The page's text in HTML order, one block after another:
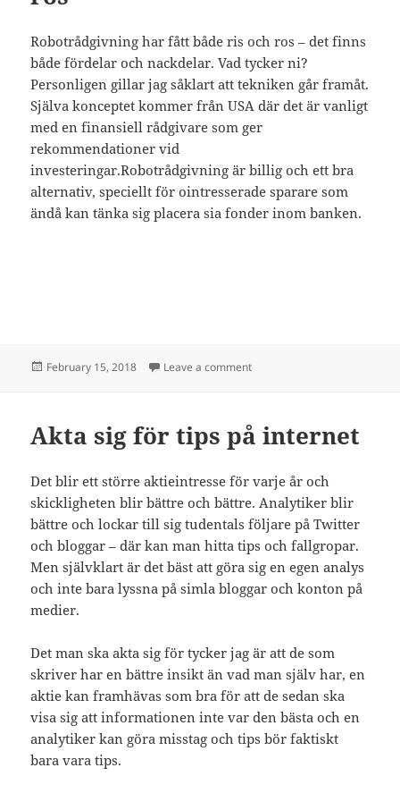
Robotrådgivning har fått både ris och ros – det finns
både fördelar och nackdelar. Vad tycker ni?
Personligen gillar jag såklart att tekniken går framåt.
Själva konceptet kommer från USA där det är vanligt
med en finansiell rådgivare som ger
rekommendationer vid
investeringar.Robotrådgivning är billig och ett bra
alternativ, speciellt för ointresserade sparare som
ändå kan tänka sig placera sia fonder inom banken.
Posted
February 15, 2018 Leave a commenton Robotrådgivning – ris och
Akta sig för tips på internet
Det blir ett större aktieintresse för varje år och
skickligheten blir bättre och bättre. Analytiker blir
bättre och lockar till sig tudentals följare på Twitter
och bloggar – där kan man hitta tips och fallgropar.
Men självklart är det bäst att göra sig en egen analys
och inte bara lyssna på simla bloggar och konton på
medier.
Det man ska akta sig för tycker jag är att de som
skriver har en bättre insikt än vad man själv har, en
aktie kan framhävas som bra för att de sedan ska
visa sig att informationen inte var den bästa och en
analytiker kan göra misstag och tips bör faktiskt
bara vara tips.